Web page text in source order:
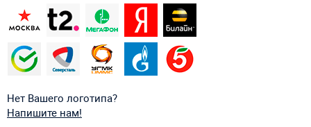
Нет Вашего логотипа?
Напишите нам!